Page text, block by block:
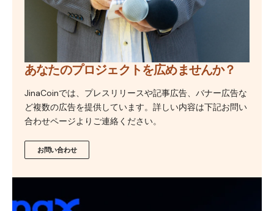
あなたのプロジェクトを広めませんか？
JinaCoinでは、プレスリリースや記事広告、バナー広告な
ど複数の広告を提供しています。詳しい内容は下記お問い
合わせページよりご連絡ください。
お問い合わせ